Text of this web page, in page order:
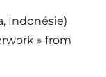
Indonésie)
» from